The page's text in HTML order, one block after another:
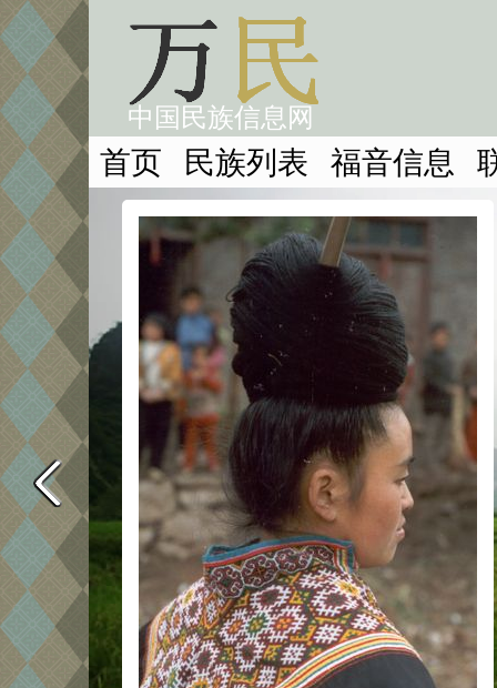
中国民族信息网
首页 民族列表 福音信息